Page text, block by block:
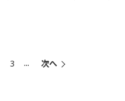
3 ... 次へ